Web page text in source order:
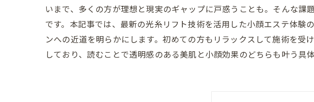
いまで、多くの方が理想と現実のギャップに戸惑うことも。そんな
です。本記事では、最新の光糸リフト技術を活用した小顔エステ体
ンへの近道を明らかにします。初めての方もリラックスして施術を
しており、読むことで透明感のある美肌と小顔効果のどちらも叶う具